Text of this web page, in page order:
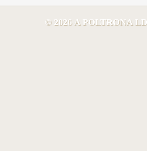
© 2026 A POLTRONA